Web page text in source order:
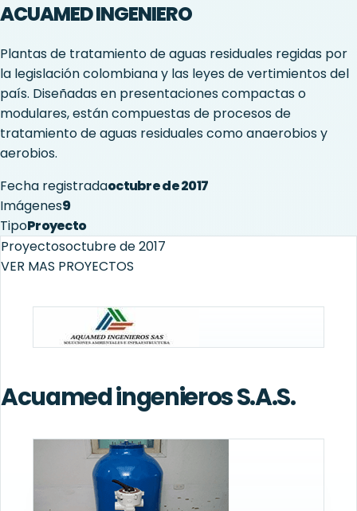
ACUAMED INGENIERO
Plantas de tratamiento de aguas residuales regidas por
la legislación colombiana y las leyes de vertimientos del
país. Diseñadas en presentaciones compactas o
modulares, están compuestas de procesos de
tratamiento de aguas residuales como anaerobios y
aerobios.
Fecha registradaoctubre de 2017
Imágenes9
TipoProyecto
Proyectosoctubre de 2017
VER MAS PROYECTOS
Acuamed ingenieros S.A.S.